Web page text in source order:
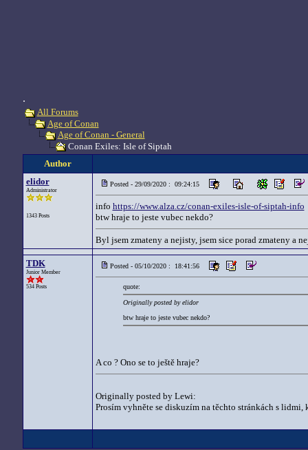
.
All Forums
Age of Conan
Age of Conan - General
Conan Exiles: Isle of Siptah
Author
elidor
Administrator
1343 Posts
Posted - 29/09/2020 : 09:24:15
info https://www.alza.cz/conan-exiles-isle-of-siptah-info
btw hraje to jeste vubec nekdo?
Byl jsem zmateny a nejisty, jsem sice porad zmateny a
TDK
Junior Member
534 Posts
Posted - 05/10/2020 : 18:41:56
quote:
Originally posted by elidor
btw hraje to jeste vubec nekdo?
A co ? Ono se to ještě hraje?
Originally posted by Lewi:
Prosím vyhněte se diskuzím na těchto stránkách s